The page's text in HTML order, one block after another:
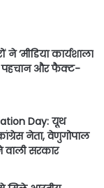
ने ‘मीडिया कार्यशाला
पहचान और फैक्ट-
Day: यूथ
नेता, वेणुगोपाल
वाली सरकार